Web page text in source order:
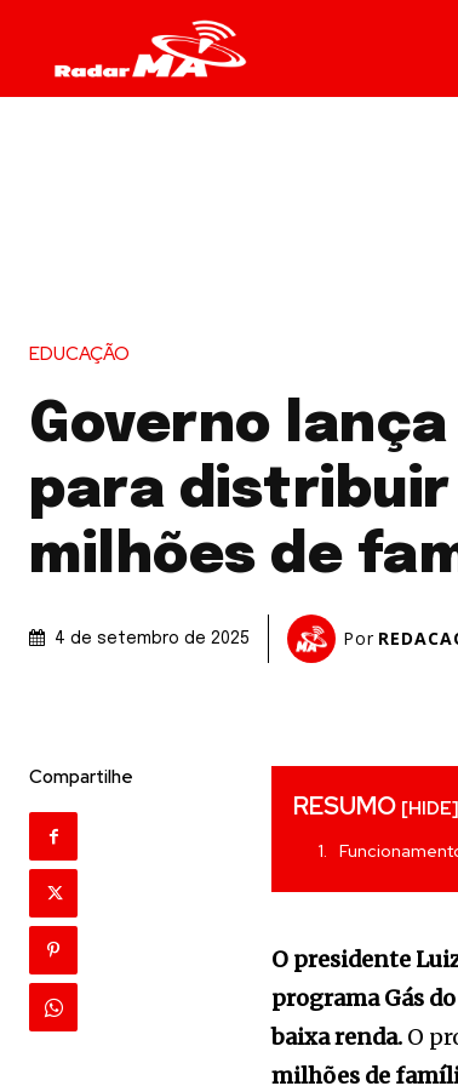
EDUCAÇÃO
Governo
para distribuir
milhões de
4 de setembro de 2025 Por
Compartilhe
RESUMO [HIDE]
O presidente
programa Gás
baixa renda. O
milhões de